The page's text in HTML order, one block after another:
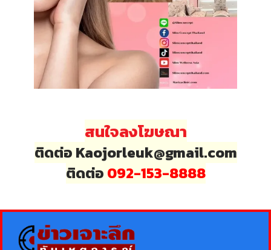
สนใจลงโฆษณา
ติดต่อ Kaojorleuk@gmail.com
ติดต่อ 092-153-8888